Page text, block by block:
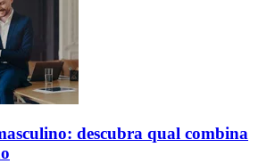
descubra qual combina